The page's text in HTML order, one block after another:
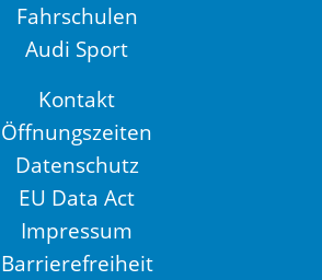
Fahrschulen
Audi Sport
Kontakt
Öffnungszeiten
Datenschutz
EU Data Act
Impressum
Barrierefreiheit